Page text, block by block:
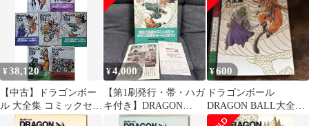
¥38,120
【中古】ドラゴンボー
ル 大全集 コミックセッ
ト[マーケットプレイス
¥4,000
【第1刷発行・帯・ハガ
キ付き】DRAGON
BALL(ドラゴンボール)
¥600
ドラゴンボール
DRAGON BALL大全集
ポスター付 4